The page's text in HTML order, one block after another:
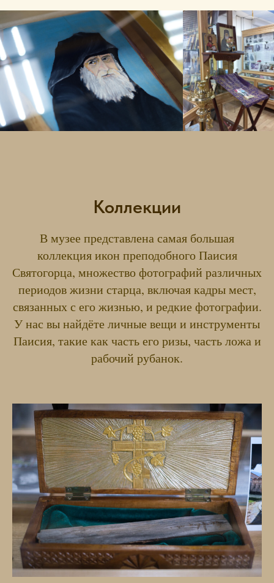
Коллекции
В музее представлена самая большая
коллекция икон преподобного Паисия
Святогорца, множество фотографий различных
периодов жизни старца, включая кадры мест,
связанных с его жизнью, и редкие фотографии.
У нас вы найдёте личные вещи и инструменты
Паисия, такие как часть его ризы, часть ложа и
рабочий рубанок.